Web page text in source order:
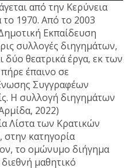
από την Κερύνεια
1970. Από το 2003
Εκπαίδευση
συλλογές διηγημάτων,
θεατρικά έργα, εκ των
πήρε έπαινο σε
Συγγραφέων
Η συλλογή διηγημάτων
2022)
Λίστα των Κρατικών
στην κατηγορία
το ομώνυμο διήγημα
μαθητικό